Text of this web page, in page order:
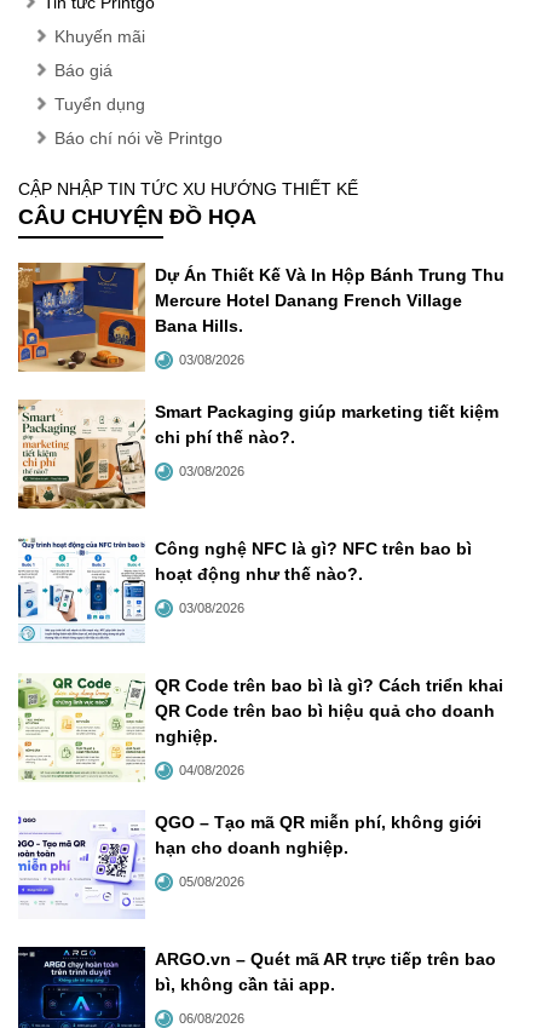
Khuyến mãi
Báo giá
Tuyển dụng
Báo chí nói về Printgo
CẬP NHẬP TIN TỨC XU HƯỚNG THIẾT KẾ
CÂU CHUYỆN ĐỒ HỌA
Dự Án Thiết Kế Và In Hộp Bánh Trung Thu
Mercure Hotel Danang French Village
Bana Hills.
03/08/2026
Smart Packaging giúp marketing tiết kiệm
chi phí thế nào?.
03/08/2026
Công nghệ NFC là gì? NFC trên bao bì
hoạt động như thế nào?.
03/08/2026
QR Code trên bao bì là gì? Cách triển khai
QR Code trên bao bì hiệu quả cho doanh
nghiệp.
04/08/2026
QGO – Tạo mã QR miễn phí, không giới
hạn cho doanh nghiệp.
05/08/2026
ARGO.vn – Quét mã AR trực tiếp trên bao
bì, không cần tải app.
06/08/2026